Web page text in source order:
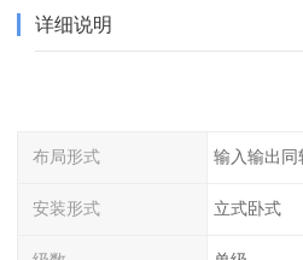
详细说明
布局形式 输入输出同
安装形式 立式卧式